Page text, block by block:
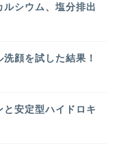
シウム、塩分排出
顔を試した結果！
安定型ハイドロキ